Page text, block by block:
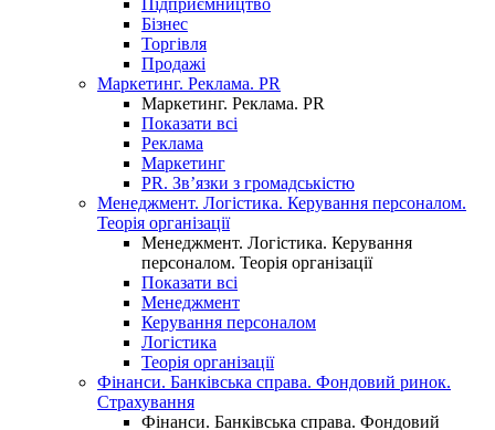
Підприємництво
Бізнес
Торгівля
Продажі
Маркетинг. Реклама. PR
Маркетинг. Реклама. PR
Показати всі
Реклама
Маркетинг
PR. Зв’язки з громадськістю
Менеджмент. Логістика. Керування персоналом.
Теорія організації
Менеджмент. Логістика. Керування
персоналом. Теорія організації
Показати всі
Менеджмент
Керування персоналом
Логістика
Теорія організації
Фінанси. Банківська справа. Фондовий ринок.
Страхування
Фінанси. Банківська справа. Фондовий